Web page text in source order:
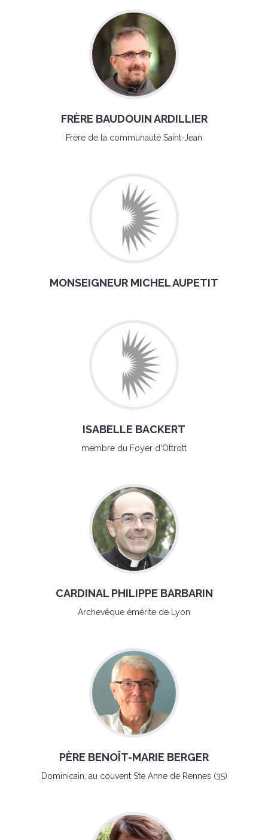
FRÈRE BAUDOUIN ARDILLIER
Frère de la communauté Saint-Jean
MONSEIGNEUR MICHEL AUPETIT
ISABELLE BACKERT
membre du Foyer d'Ottrott
CARDINAL PHILIPPE BARBARIN
Archevêque émérite de Lyon
PÈRE BENOÎT-MARIE BERGER
Dominicain, au couvent Ste Anne de Rennes (35)